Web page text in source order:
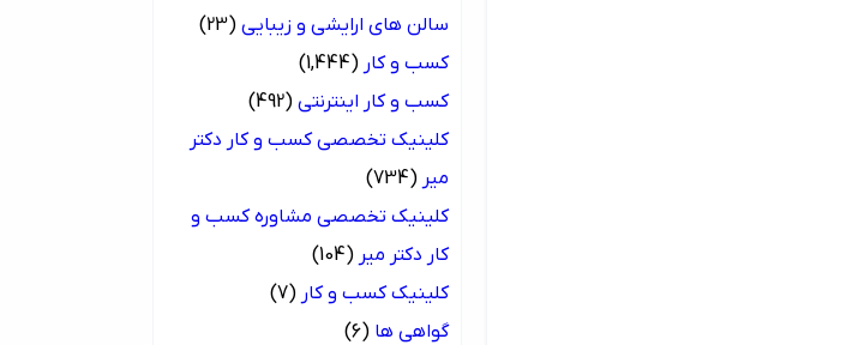
سالن های ارایشی و زیبایی (23)
کسب و کار (1,444)
کسب و کار اینترنتی (492)
کلینیک تخصصی کسب و کار دکتر
میر (734)
کلینیک تخصصی مشاوره کسب و
کار دکتر میر (104)
کلینیک کسب و کار (7)
گواهی ها (6)